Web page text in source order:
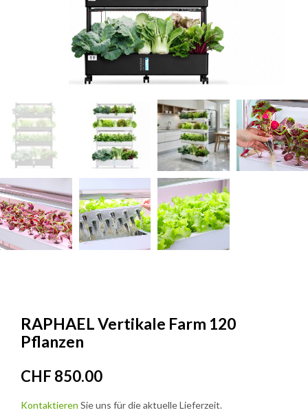
RAPHAEL Vertikale Farm 120
Pflanzen
CHF 850.00
Kontaktieren Sie uns für die aktuelle Lieferzeit.